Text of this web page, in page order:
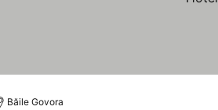
Băile Govora